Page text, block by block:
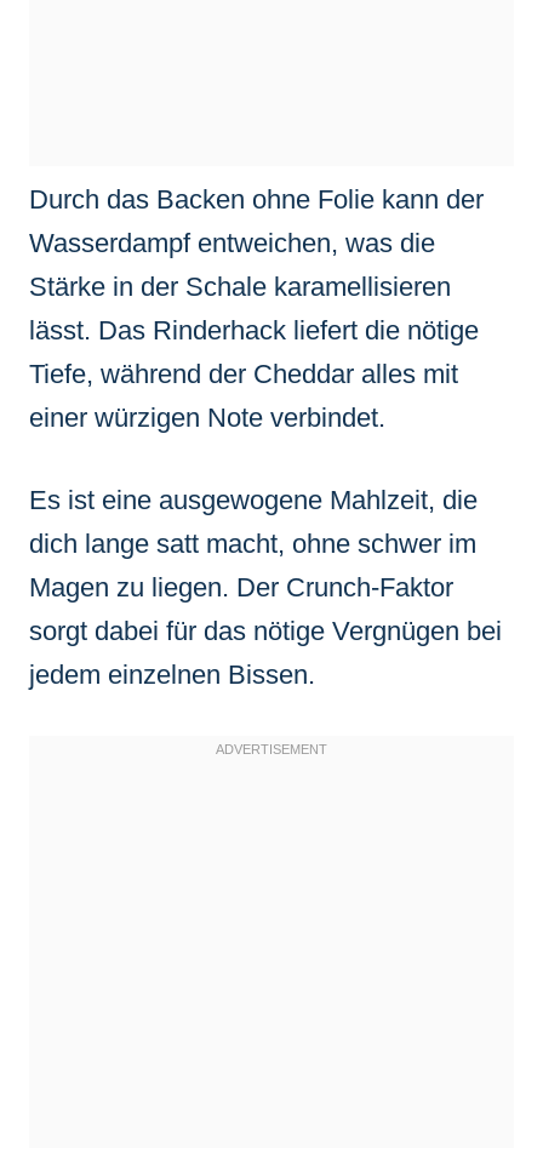
Durch das Backen ohne Folie kann der
Wasserdampf entweichen, was die
Stärke in der Schale karamellisieren
lässt. Das Rinderhack liefert die nötige
Tiefe, während der Cheddar alles mit
einer würzigen Note verbindet.
Es ist eine ausgewogene Mahlzeit, die
dich lange satt macht, ohne schwer im
Magen zu liegen. Der Crunch-Faktor
sorgt dabei für das nötige Vergnügen bei
jedem einzelnen Bissen.